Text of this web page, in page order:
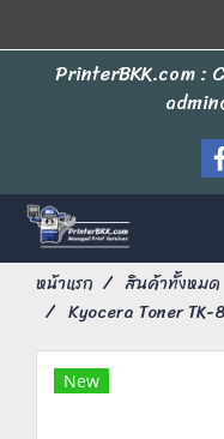
PrinterBKK.com :
หน้าแรก สินค้าทั้งหมด
Kyocera Toner TK-
New